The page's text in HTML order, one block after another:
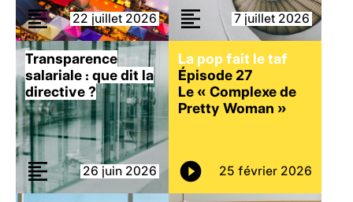
22 juillet 2026 7 juillet 2026
Transparence
salariale : que dit la
directive ?
26 juin 2026
La pop fait le taf
Épisode 27
Le « Complexe de
Pretty Woman »
25 février 2026